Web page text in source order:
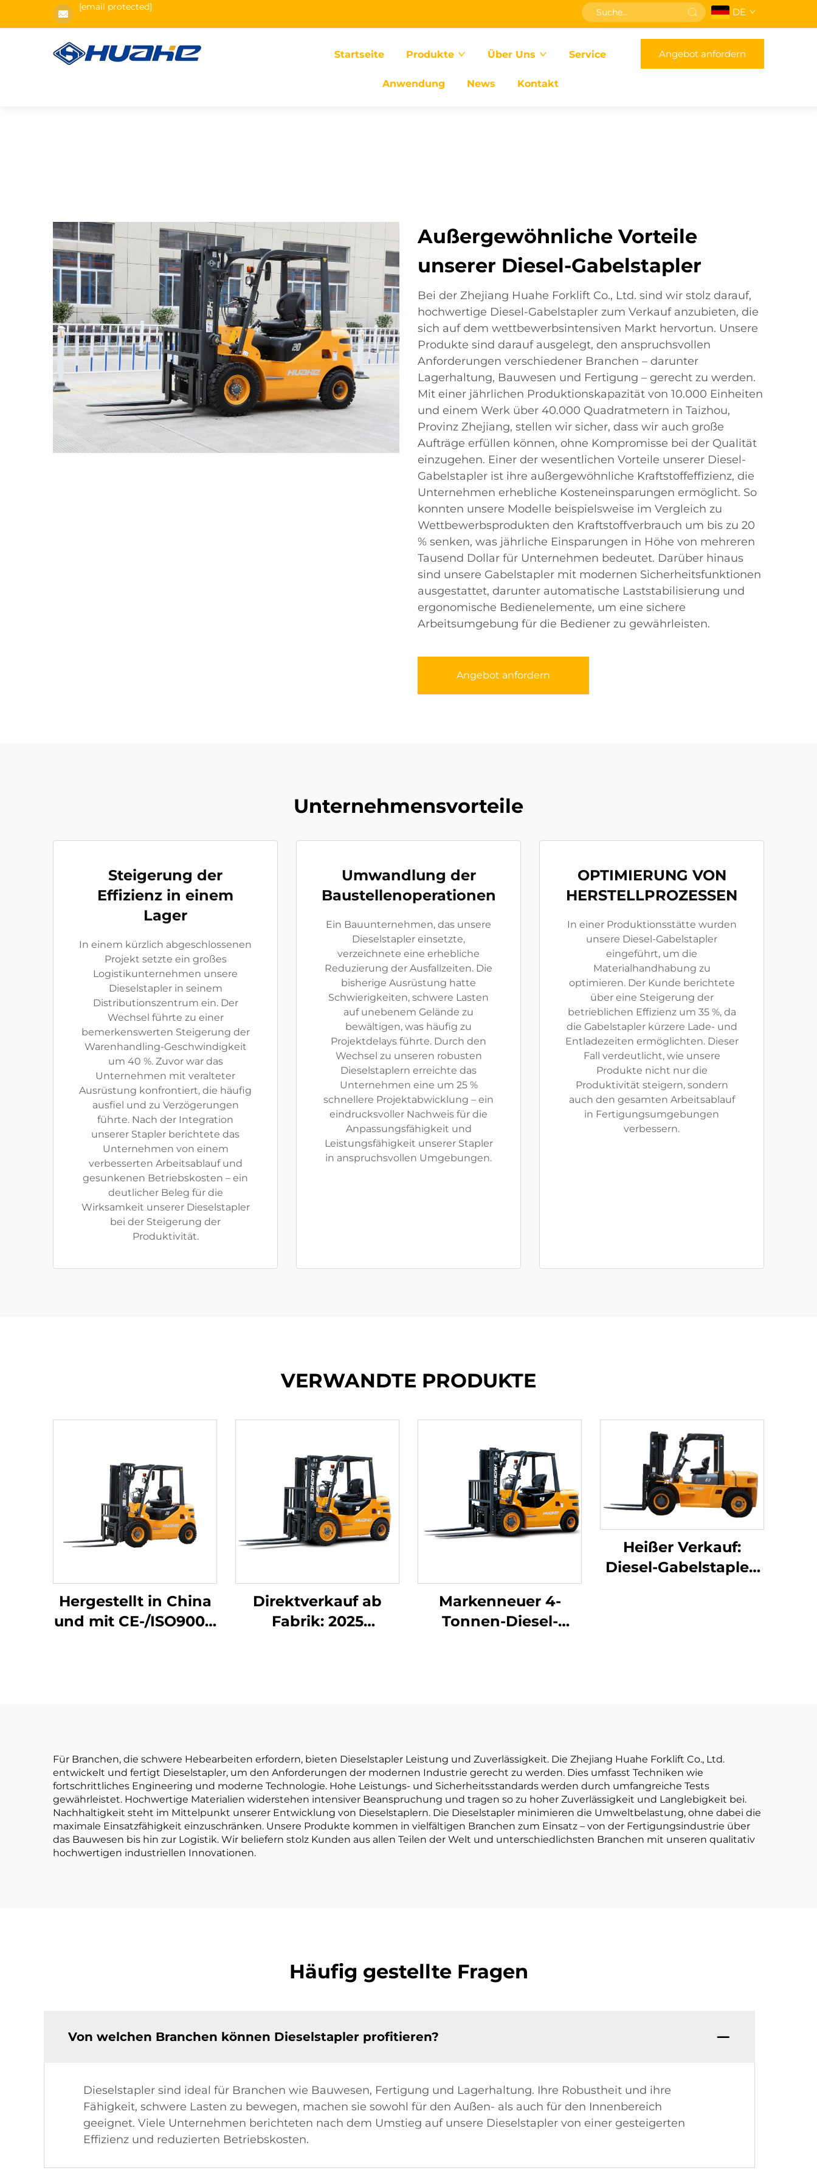
[email protected] DE
Startseite Produkte Über Uns Service
Anwendung News Kontakt
Angebot anfordern
Außergewöhnliche Vorteile
unserer Diesel-Gabelstapler
Bei der Zhejiang Huahe Forklift Co., Ltd. sind wir stolz darauf,
hochwertige Diesel-Gabelstapler zum Verkauf anzubieten, die
sich auf dem wettbewerbsintensiven Markt hervortun. Unsere
Produkte sind darauf ausgelegt, den anspruchsvollen
Anforderungen verschiedener Branchen – darunter
Lagerhaltung, Bauwesen und Fertigung – gerecht zu werden.
Mit einer jährlichen Produktionskapazität von 10.000 Einheiten
und einem Werk über 40.000 Quadratmetern in Taizhou,
Provinz Zhejiang, stellen wir sicher, dass wir auch große
Aufträge erfüllen können, ohne Kompromisse bei der Qualität
einzugehen. Einer der wesentlichen Vorteile unserer Diesel-
Gabelstapler ist ihre außergewöhnliche Kraftstoffeffizienz, die
Unternehmen erhebliche Kosteneinsparungen ermöglicht. So
konnten unsere Modelle beispielsweise im Vergleich zu
Wettbewerbsprodukten den Kraftstoffverbrauch um bis zu 20
% senken, was jährliche Einsparungen in Höhe von mehreren
Tausend Dollar für Unternehmen bedeutet. Darüber hinaus
sind unsere Gabelstapler mit modernen Sicherheitsfunktionen
ausgestattet, darunter automatische Laststabilisierung und
ergonomische Bedienelemente, um eine sichere
Arbeitsumgebung für die Bediener zu gewährleisten.
Angebot anfordern
Unternehmensvorteile
Steigerung der
Effizienz in einem
Lager
In einem kürzlich abgeschlossenen
Projekt setzte ein großes
Logistikunternehmen unsere
Dieselstapler in seinem
Distributionszentrum ein. Der
Wechsel führte zu einer
bemerkenswerten Steigerung der
Warenhandling-Geschwindigkeit
um 40 %. Zuvor war das
Unternehmen mit veralteter
Ausrüstung konfrontiert, die häufig
ausfiel und zu Verzögerungen
führte. Nach der Integration
unserer Stapler berichtete das
Unternehmen von einem
verbesserten Arbeitsablauf und
gesunkenen Betriebskosten – ein
deutlicher Beleg für die
Wirksamkeit unserer Dieselstapler
bei der Steigerung der
Produktivität.
Umwandlung der
Baustellenoperationen
Ein Bauunternehmen, das unsere
Dieselstapler einsetzte,
verzeichnete eine erhebliche
Reduzierung der Ausfallzeiten. Die
bisherige Ausrüstung hatte
Schwierigkeiten, schwere Lasten
auf unebenem Gelände zu
bewältigen, was häufig zu
Projektdelays führte. Durch den
Wechsel zu unseren robusten
Dieselstaplern erreichte das
Unternehmen eine um 25 %
schnellere Projektabwicklung – ein
eindrucksvoller Nachweis für die
Anpassungsfähigkeit und
Leistungsfähigkeit unserer Stapler
in anspruchsvollen Umgebungen.
OPTIMIERUNG VON
HERSTELLPROZESSEN
In einer Produktionsstätte wurden
unsere Diesel-Gabelstapler
eingeführt, um die
Materialhandhabung zu
optimieren. Der Kunde berichtete
über eine Steigerung der
betrieblichen Effizienz um 35 %, da
die Gabelstapler kürzere Lade- und
Entladezeiten ermöglichten. Dieser
Fall verdeutlicht, wie unsere
Produkte nicht nur die
Produktivität steigern, sondern
auch den gesamten Arbeitsablauf
in Fertigungsumgebungen
verbessern.
VERWANDTE PRODUKTE
Hergestellt in China
und mit CE-/ISO9001-
Direktverkauf ab
Fabrik: 2025
Markenneuer 4-
Tonnen-Diesel-
Heißer Verkauf:
Diesel-Gabelstapler,
Für Branchen, die schwere Hebearbeiten erfordern, bieten Dieselstapler Leistung und Zuverlässigkeit. Die Zhejiang Huahe Forklift Co., Ltd.
entwickelt und fertigt Dieselstapler, um den Anforderungen der modernen Industrie gerecht zu werden. Dies umfasst Techniken wie
fortschrittliches Engineering und moderne Technologie. Hohe Leistungs- und Sicherheitsstandards werden durch umfangreiche Tests
gewährleistet. Hochwertige Materialien widerstehen intensiver Beanspruchung und tragen so zu hoher Zuverlässigkeit und Langlebigkeit bei.
Nachhaltigkeit steht im Mittelpunkt unserer Entwicklung von Dieselstaplern. Die Dieselstapler minimieren die Umweltbelastung, ohne dabei die
maximale Einsatzfähigkeit einzuschränken. Unsere Produkte kommen in vielfältigen Branchen zum Einsatz – von der Fertigungsindustrie über
das Bauwesen bis hin zur Logistik. Wir beliefern stolz Kunden aus allen Teilen der Welt und unterschiedlichsten Branchen mit unseren qualitativ
hochwertigen industriellen Innovationen.
Häufig gestellte Fragen
Von welchen Branchen können Dieselstapler profitieren?
Dieselstapler sind ideal für Branchen wie Bauwesen, Fertigung und Lagerhaltung. Ihre Robustheit und ihre
Fähigkeit, schwere Lasten zu bewegen, machen sie sowohl für den Außen- als auch für den Innenbereich
geeignet. Viele Unternehmen berichteten nach dem Umstieg auf unsere Dieselstapler von einer gesteigerten
Effizienz und reduzierten Betriebskosten.